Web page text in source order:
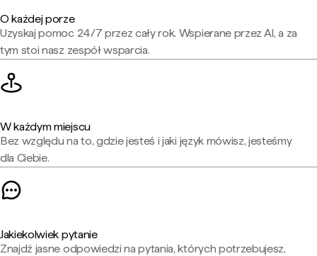
O każdej porze
Uzyskaj pomoc 24/7 przez cały rok. Wspierane przez AI, a za
tym stoi nasz zespół wsparcia.
W każdym miejscu
Bez względu na to, gdzie jesteś i jaki język mówisz, jesteśmy
dla Ciebie.
Jakiekolwiek pytanie
Znajdź jasne odpowiedzi na pytania, których potrzebujesz,